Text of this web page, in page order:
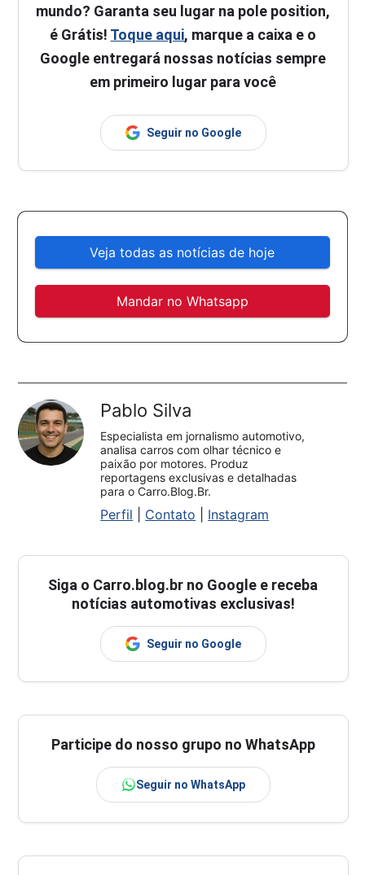
mundo? Garanta seu lugar na pole position,
é Grátis! Toque aqui, marque a caixa e o
Google entregará nossas notícias sempre
em primeiro lugar para você
Seguir no Google
Veja todas as notícias de hoje
Mandar no Whatsapp
Pablo Silva
Especialista em jornalismo automotivo,
analisa carros com olhar técnico e
paixão por motores. Produz
reportagens exclusivas e detalhadas
para o Carro.Blog.Br.
Perfil Contato Instagram
Siga o Carro.blog.br no Google e receba
notícias automotivas exclusivas!
Seguir no Google
Participe do nosso grupo no WhatsApp
Seguir no WhatsApp